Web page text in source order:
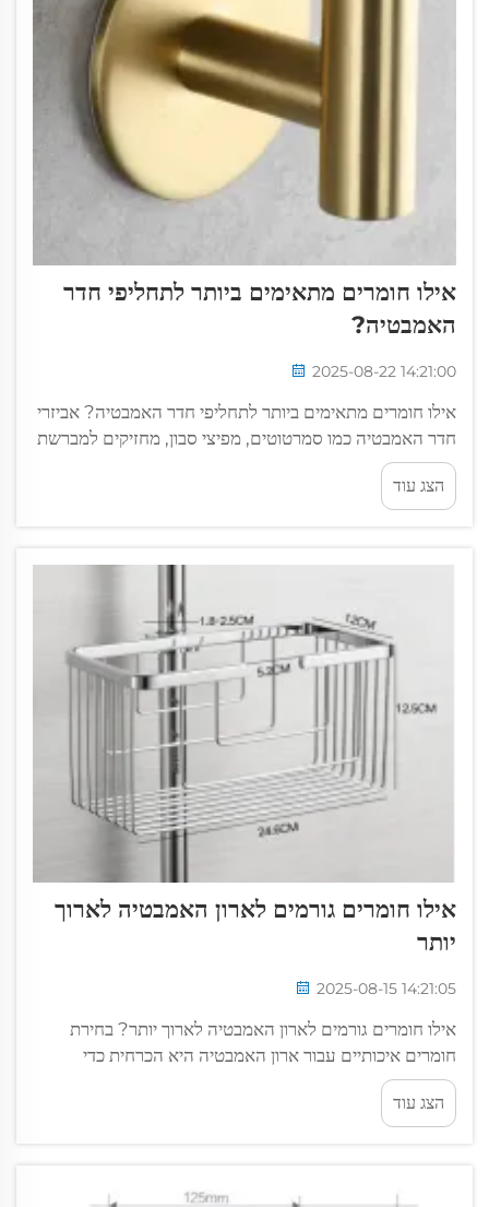
אילו חומרים מתאימים ביותר לתחליפי חדר
האמבטיה?
2025-08-22 14:21:00
אילו חומרים מתאימים ביותר לתחליפי חדר האמבטיה? אביזרי
חדר האמבטיה כמו סמרטוטים, מפיצי סבון, מחזיקים למברשת
שיניים ומכבי מקלחת מתמודדים מדי יום עם חשיפה לחות,
לחות ומוצרי ניקוי. בחירת החומר הנכון...
הצג עוד
אילו חומרים גורמים לארון האמבטיה לארוך
יותר
2025-08-15 14:21:05
אילו חומרים גורמים לארון האמבטיה לארוך יותר? בחירת
חומרים איכותיים עבור ארון האמבטיה היא הכרחית כדי
להבטיח ביצועים לאורך זמן, עמידות ומראה אסתטי. יש צורך
chez homeowners, קמעונאים ולקוחות מסחריים...
הצג עוד